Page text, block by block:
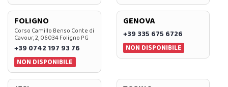
FOLIGNO
Corso Camillo Benso Conte di
Cavour, 2, 06034 Foligno PG
+39 0742 197 93 76
NON DISPONIBILE
GENOVA
+39 335 675 6726
NON DISPONIBILE